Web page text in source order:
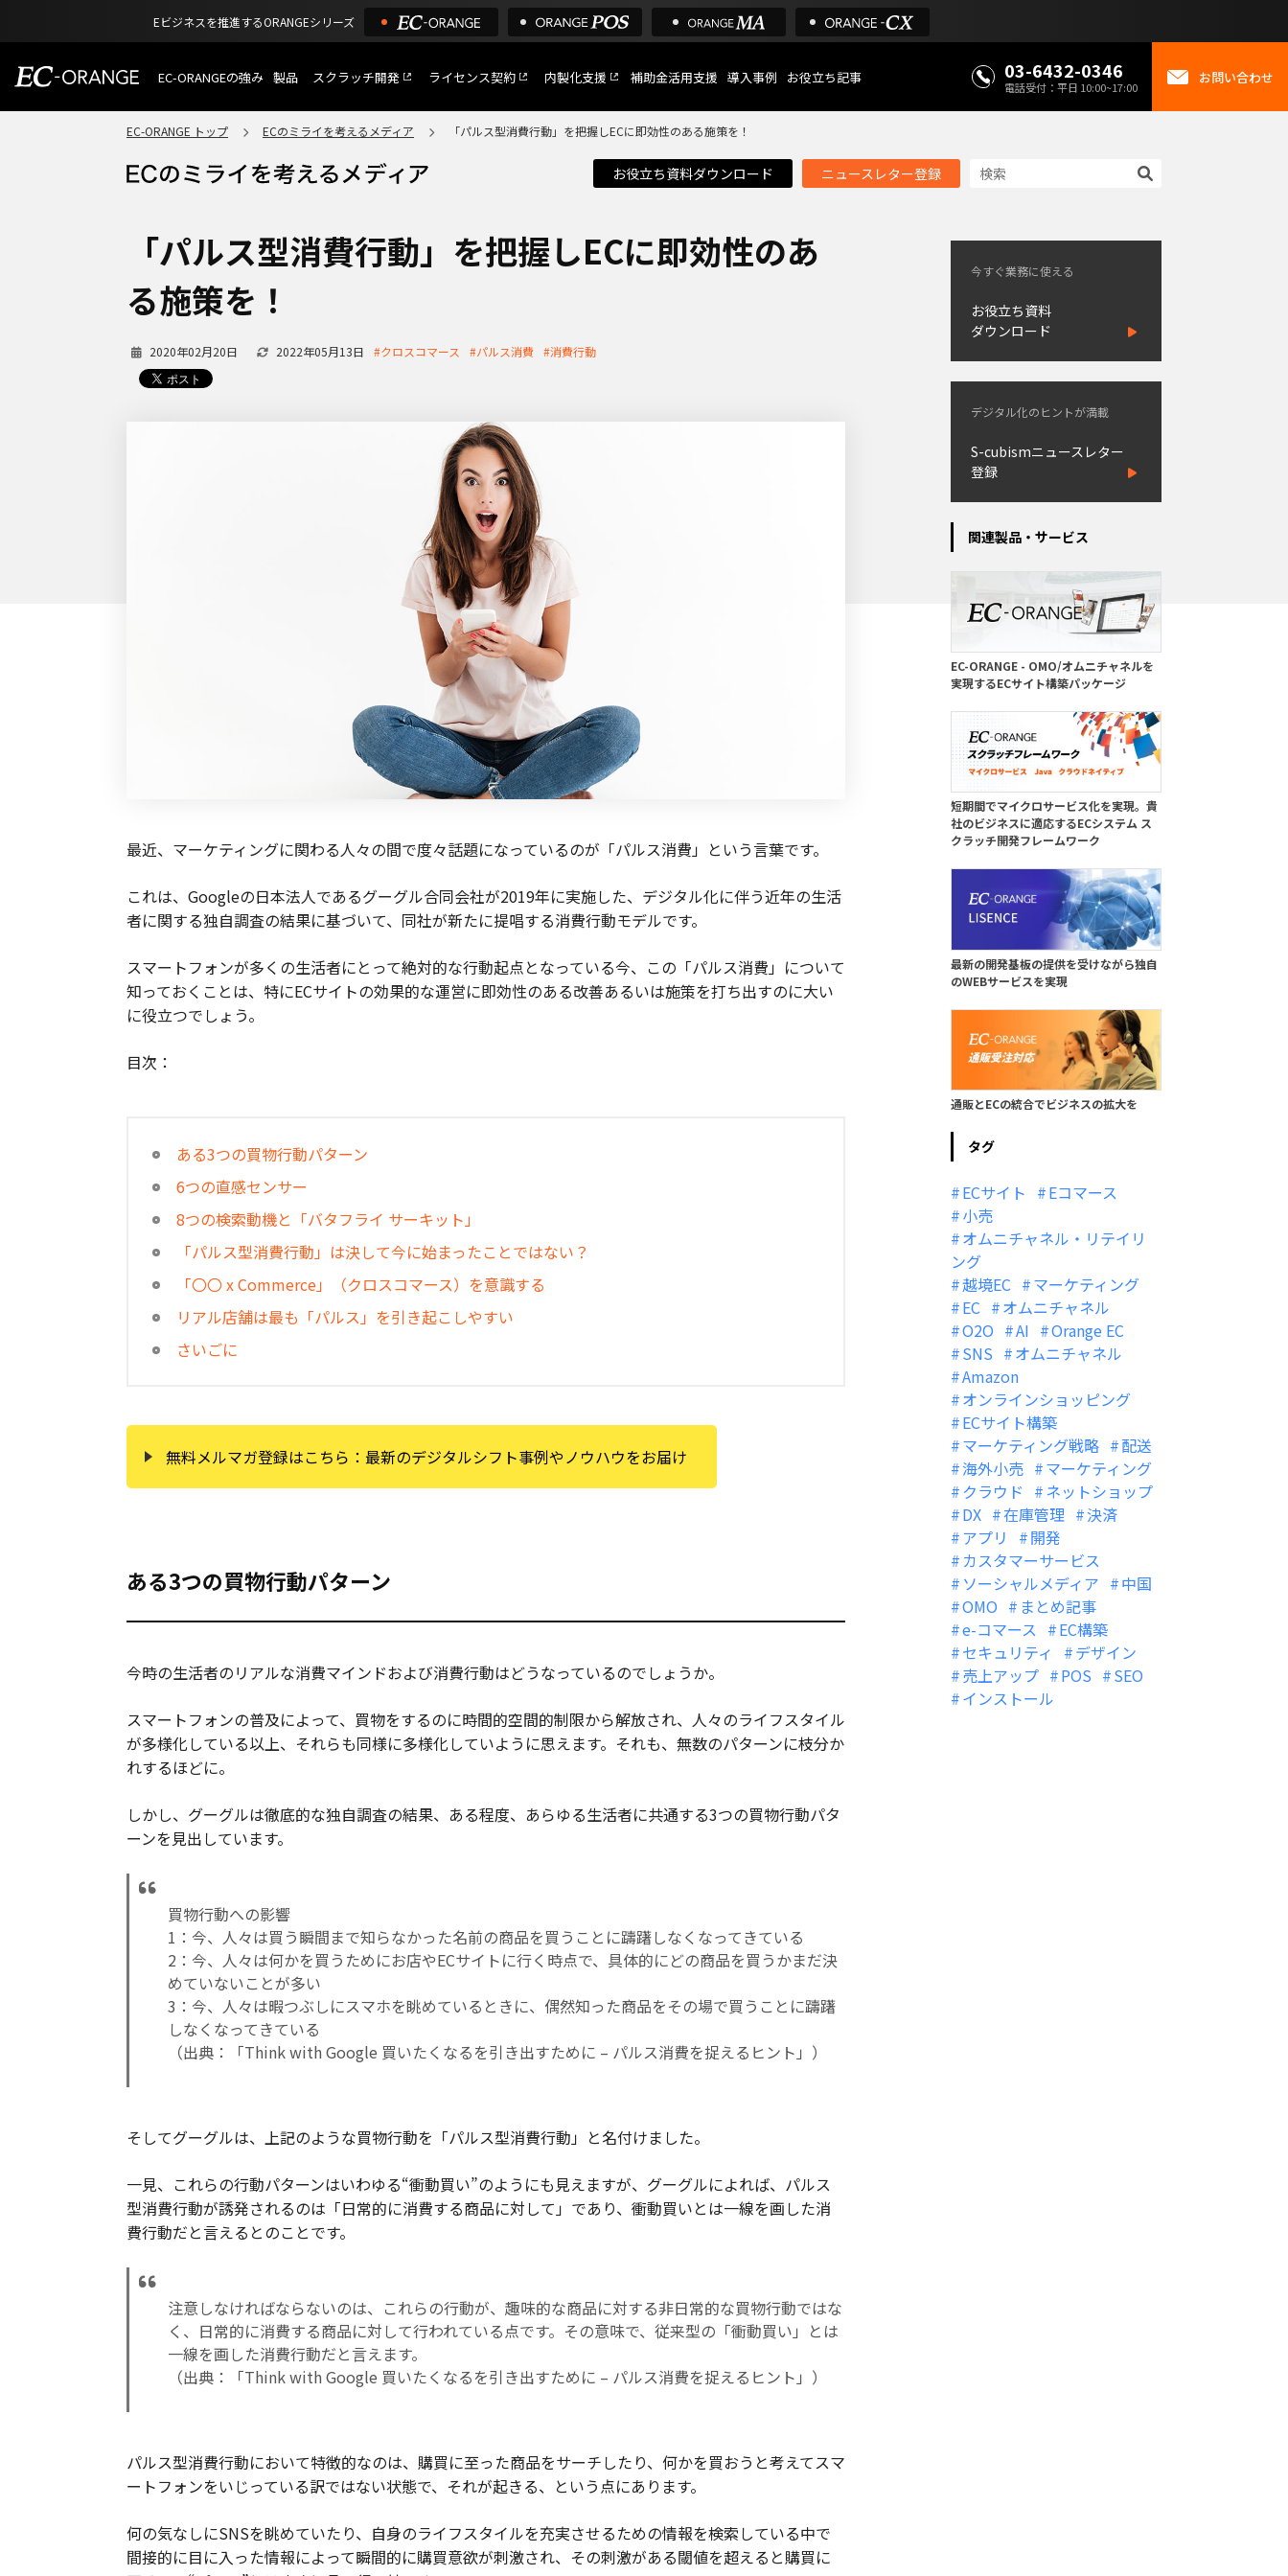
Eビジネスを推進するORANGEシリーズ
EC-ORANGEの強み
選ばれる理由
ECサイトのリプレイス
機能一覧
外部サービス連携
インフラ環境・サポート
製品
特長
ショッピングモール型 EC
通販受注対応
ECと通販の連動を可能に
スクラッチ開発 ライセンス契約 内製化支援 補助金活用支援 導入事例 お役立ち記事 03-6432-0346
電話受付：平日 10:00~17:00
お問い合わせ
EC-ORANGE トップ ECのミライを考えるメディア 「パルス型消費行動」を把握しECに即効性のある施策を！
お役立ち資料ダウンロード ニュースレター登録
「パルス型消費行動」を把握しECに即効性のあ
る施策を！
2020年02月20日 2022年05月13日 #クロスコマース #パルス消費 #消費行動
最近、マーケティングに関わる人々の間で度々話題になっているのが「パルス消費」という言葉です。
これは、Googleの日本法人であるグーグル合同会社が2019年に実施した、デジタル化に伴う近年の生活
者に関する独自調査の結果に基づいて、同社が新たに提唱する消費行動モデルです。
スマートフォンが多くの生活者にとって絶対的な行動起点となっている今、この「パルス消費」について
知っておくことは、特にECサイトの効果的な運営に即効性のある改善あるいは施策を打ち出すのに大い
に役立つでしょう。
目次：
ある3つの買物行動パターン
6つの直感センサー
8つの検索動機と「バタフライ サーキット」
「パルス型消費行動」は決して今に始まったことではない？
「〇〇 x Commerce」（クロスコマース）を意識する
リアル店舗は最も「パルス」を引き起こしやすい
さいごに
無料メルマガ登録はこちら：最新のデジタルシフト事例やノウハウをお届け
ある3つの買物行動パターン
今時の生活者のリアルな消費マインドおよび消費行動はどうなっているのでしょうか。
スマートフォンの普及によって、買物をするのに時間的空間的制限から解放され、人々のライフスタイル
が多様化している以上、それらも同様に多様化していように思えます。それも、無数のパターンに枝分か
れするほどに。
しかし、グーグルは徹底的な独自調査の結果、ある程度、あらゆる生活者に共通する3つの買物行動パタ
ーンを見出しています。
買物行動への影響
1：今、人々は買う瞬間まで知らなかった名前の商品を買うことに躊躇しなくなってきている
2：今、人々は何かを買うためにお店やECサイトに行く時点で、具体的にどの商品を買うかまだ決
めていないことが多い
3：今、人々は暇つぶしにスマホを眺めているときに、偶然知った商品をその場で買うことに躊躇
しなくなってきている
（出典：「Think with Google 買いたくなるを引き出すために – パルス消費を捉えるヒント」）
そしてグーグルは、上記のような買物行動を「パルス型消費行動」と名付けました。
一見、これらの行動パターンはいわゆる“衝動買い”のようにも見えますが、グーグルによれば、パルス
型消費行動が誘発されるのは「日常的に消費する商品に対して」であり、衝動買いとは一線を画した消
費行動だと言えるとのことです。
注意しなければならないのは、これらの行動が、趣味的な商品に対する非日常的な買物行動ではな
く、日常的に消費する商品に対して行われている点です。その意味で、従来型の「衝動買い」とは
一線を画した消費行動だと言えます。
（出典：「Think with Google 買いたくなるを引き出すために – パルス消費を捉えるヒント」）
パルス型消費行動において特徴的なのは、購買に至った商品をサーチしたり、何かを買おうと考えてスマ
ートフォンをいじっている訳ではない状態で、それが起きる、という点にあります。
何の気なしにSNSを眺めていたり、自身のライフスタイルを充実させるための情報を検索している中で
間接的に目に入った情報によって瞬間的に購買意欲が刺激され、その刺激がある閾値を超えると購買に
今すぐ業務に使える
お役立ち資料
ダウンロード
デジタル化のヒントが満載
S-cubismニュースレター
登録
関連製品・サービス
EC-ORANGE - OMO/オムニチャネルを
実現するECサイト構築パッケージ
短期間でマイクロサービス化を実現。貴
社のビジネスに適応するECシステム ス
クラッチ開発フレームワーク
最新の開発基板の提供を受けながら独自
のWEBサービスを実現
通販とECの統合でビジネスの拡大を
タグ
ECサイト
Eコマース
小売
オムニチャネル・リテイリ
ング
越境EC
マーケティング
EC
オムニチャネル
O2O
AI
Orange EC
SNS
オムニチャネル
Amazon
オンラインショッピング
ECサイト構築
マーケティング戦略
配送
海外小売
マーケティング
クラウド
ネットショップ
DX
在庫管理
決済
アプリ
開発
カスタマーサービス
ソーシャルメディア
中国
OMO
まとめ記事
e-コマース
EC構築
セキュリティ
デザイン
売上アップ
POS
SEO
インストール